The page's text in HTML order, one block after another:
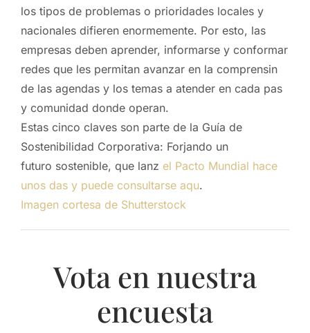
los tipos de problemas o prioridades locales y
nacionales difieren enormemente. Por esto, las
empresas deben aprender, informarse y conformar
redes que les permitan avanzar en la comprensin
de las agendas y los temas a atender en cada pas
y comunidad donde operan.
Estas cinco claves son parte de la Guía de
Sostenibilidad Corporativa: Forjando un
futuro sostenible, que lanz el Pacto Mundial hace
unos das y puede consultarse aqu.
Imagen cortesa de Shutterstock
Vota en nuestra
encuesta